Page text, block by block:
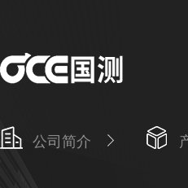
公司简介